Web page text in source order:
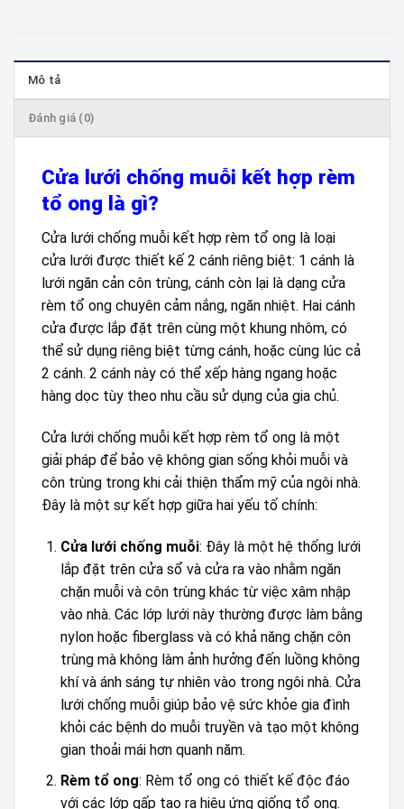
Mô tả
Đánh giá (0)
Cửa lưới chống muỗi kết hợp rèm
tổ ong là gì?
Cửa lưới chống muỗi kết hợp rèm tổ ong là loại
cửa lưới được thiết kế 2 cánh riêng biệt: 1 cánh là
lưới ngăn cản côn trùng, cánh còn lại là dạng cửa
rèm tổ ong chuyên cảm nắng, ngăn nhiệt. Hai cánh
cửa được lắp đặt trên cùng một khung nhôm, có
thể sử dụng riêng biệt từng cánh, hoặc cùng lúc cả
2 cánh. 2 cánh này có thể xếp hàng ngang hoặc
hàng dọc tùy theo nhu cầu sử dụng của gia chủ.
Cửa lưới chống muỗi kết hợp rèm tổ ong là một
giải pháp để bảo vệ không gian sống khỏi muỗi và
côn trùng trong khi cải thiện thẩm mỹ của ngôi nhà.
Đây là một sự kết hợp giữa hai yếu tố chính:
Cửa lưới chống muỗi: Đây là một hệ thống lưới
lắp đặt trên cửa sổ và cửa ra vào nhằm ngăn
chặn muỗi và côn trùng khác từ việc xâm nhập
vào nhà. Các lớp lưới này thường được làm bằng
nylon hoặc fiberglass và có khả năng chặn côn
trùng mà không làm ảnh hưởng đến luồng không
khí và ánh sáng tự nhiên vào trong ngôi nhà. Cửa
lưới chống muỗi giúp bảo vệ sức khỏe gia đình
khỏi các bệnh do muỗi truyền và tạo một không
gian thoải mái hơn quanh năm.
Rèm tổ ong: Rèm tổ ong có thiết kế độc đáo
với các lớp gấp tạo ra hiệu ứng giống tổ ong.